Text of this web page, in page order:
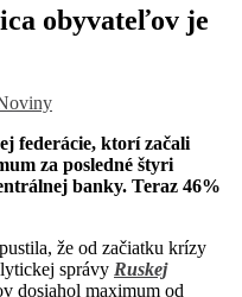
obyvateľov je
federácie, ktorí začali
za posledné štyri
banky. Teraz 46%
že od začiatku krízy
správy Ruskej
dosiahol maximum od